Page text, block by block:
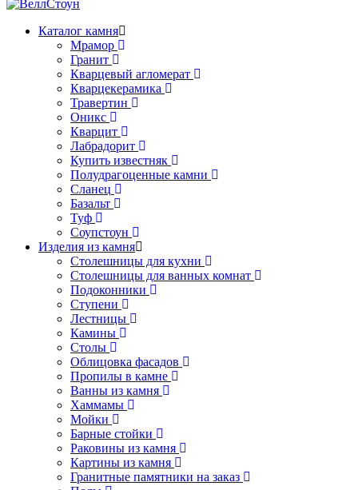
Каталог камня
Мрамор
Гранит
Кварцевый агломерат
Кварцекерамика
Травертин
Оникс
Кварцит
Лабрадорит
Купить известняк
Полудрагоценные камни
Сланец
Базальт
Туф
Соупстоун
Изделия из камня
Столешницы для кухни
Столешницы для ванных комнат
Подоконники
Ступени
Лестницы
Камины
Столы
Облицовка фасадов
Пропилы в камне
Ванны из камня
Хаммамы
Мойки
Барные стойки
Раковины из камня
Картины из камня
Гранитные памятники на заказ